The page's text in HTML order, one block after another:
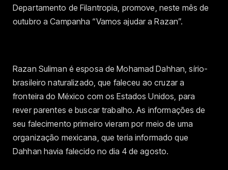
Departamento de Filantropia, promove, neste mês de
outubro a Campanha “Vamos ajudar a Razan”.
Razan Suliman é esposa de Mohamad Dahhan, sírio-
brasileiro naturalizado, que faleceu ao cruzar a
fronteira do México com os Estados Unidos, para
rever parentes e buscar trabalho. As informações de
seu falecimento primeiro vieram por meio de uma
organização mexicana, que teria informado que
Dahhan havia falecido no dia 4 de agosto.